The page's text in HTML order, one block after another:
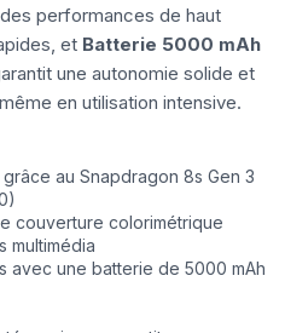
performances de haut
et Batterie 5000 mAh
une autonomie solide et
en utilisation intensive.
au Snapdragon 8s Gen 3
couverture colorimétrique
multimédia
avec une batterie de 5000 mAh